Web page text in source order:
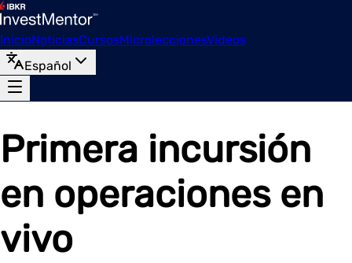
InicioNoticiasCursosMicroleccionesVideos
Español
Primera incursión
en operaciones en
vivo